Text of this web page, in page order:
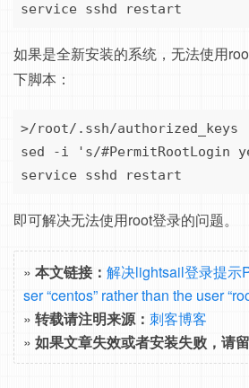
service sshd restart
如果是全新安装的系统，无法使用
下脚本：
>/root/.ssh/authorized_keys
sed -i 's/#PermitRootLogin
service sshd restart
即可解决无法使用root登录的问题。
» 本文链接： 解决lightsail登录提示
ser “centos” rather than the user
» 转载请注明来源： 刺客博客
» 如果文章失效或者安装失败，请留